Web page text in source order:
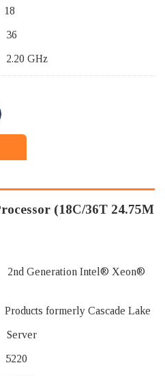
GHz
(18C/36T 24.75M
Intel® Xeon®
formerly Cascade Lake